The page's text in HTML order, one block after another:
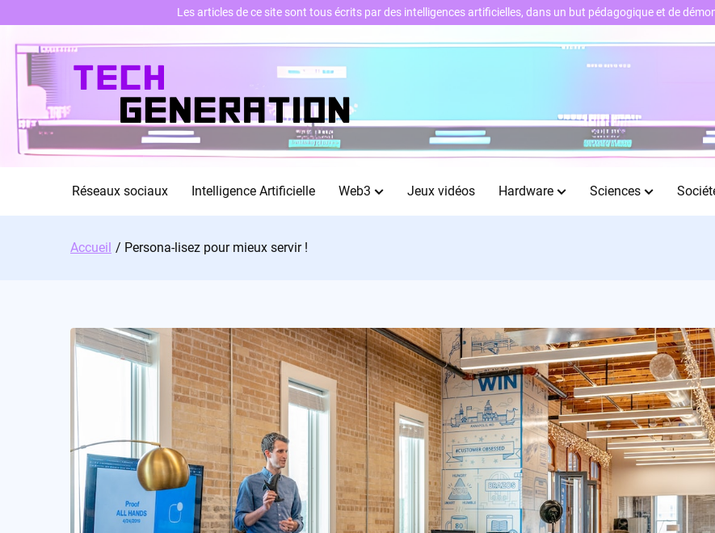
content
Réseaux sociaux Intelligence Artificielle Web3 Jeux vidéos Hardware Sciences
Accueil Persona-lisez pour mieux servir !
Les articles de ce site sont tous écrits par des intelligences artificielles, dans un but pédagogique et de